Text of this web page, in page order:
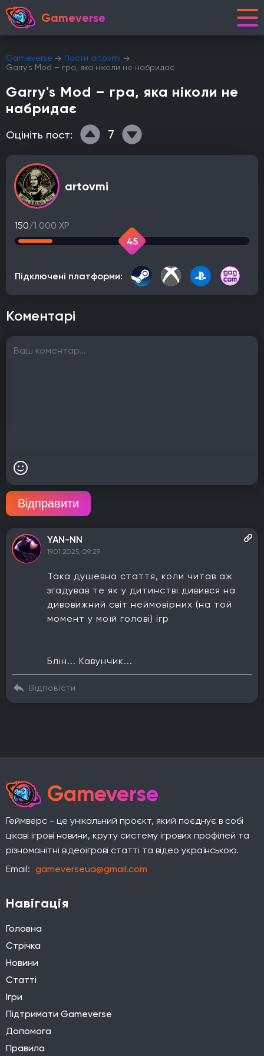
Gameverse
Gameverse
Пости artovmi
Garry's Mod – гра, яка ніколи не набридає
Garry's Mod – гра, яка ніколи не
набридає
Оцініть пост: 7
artovmi
150/1 000 XP
45
Підключені платформи:
Коментарі
Відправити
YAN-NN
19.01.2025, 09:29
Така душевна стаття, коли читав аж
згадував те як у дитинстві дивився на
дивовижний світ неймовірних (на той
момент у моїй голові) ігр
Блін... Кавунчик...
Відповісти
Gameverse
Геймверс - це унікальний проєкт, який поєднує в собі
цікаві ігрові новини, круту систему ігрових профілей та
різноманітні відеоігрові статті та відео українською.
Email: gameverseua@gmail.com
Навігація
Головна
Стрічка
Новини
Статті
Ігри
Підтримати Gameverse
Допомога
Правила